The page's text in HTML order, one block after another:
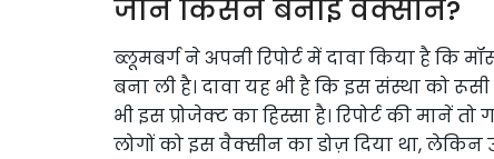
जानें किसने बनाई वैक्सीन?
ब्लूमबर्ग ने अपनी रिपोर्ट में दावा किया है कि
बना ली है। दावा यह भी है कि इस संस्था को
भी इस प्रोजेक्ट का हिस्सा है। रिपोर्ट की मानें
लोगों को इस वैक्सीन का डोज़ दिया था,